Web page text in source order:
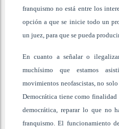
franquismo no está entre los
opción a que se inicie todo un
un juez, para que se pueda
En cuanto a señalar o
muchísimo que estamos
movimientos neofascistas, no
Democrática tiene como
democrática, reparar lo que no
franquismo. El funcionamiento